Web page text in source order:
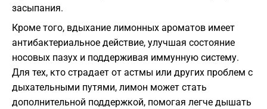
засыпания.
Кроме того, вдыхание лимонных ароматов имеет
антибактериальное действие, улучшая состояние
носовых пазух и поддерживая иммунную систему.
Для тех, кто страдает от астмы или других проблем с
дыхательными путями, лимон может стать
дополнительной поддержкой, помогая легче дышать